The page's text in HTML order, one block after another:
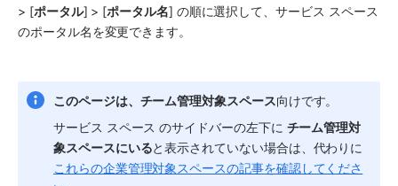
> [ポータル] > [ポータル名] の順に選択して、サービス スペース
のポータル名を変更できます。
このページは、 チーム管理対象スペース向けです。
サービス スペース のサイドバーの左下に チーム管理対
象スペースにいると表示されていない場合は、代わりに
これらの企業管理対象スペースの記事を確認してくださ